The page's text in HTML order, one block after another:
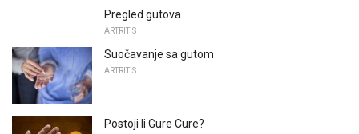
Pregled gutova
ARTRITIS
Suočavanje sa gutom
ARTRITIS
Postoji li Gure Cure?